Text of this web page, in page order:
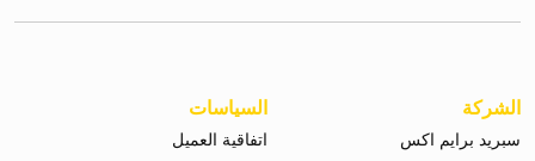
الشركة
سبريد برايم اكس
السياسات
اتفاقية العميل